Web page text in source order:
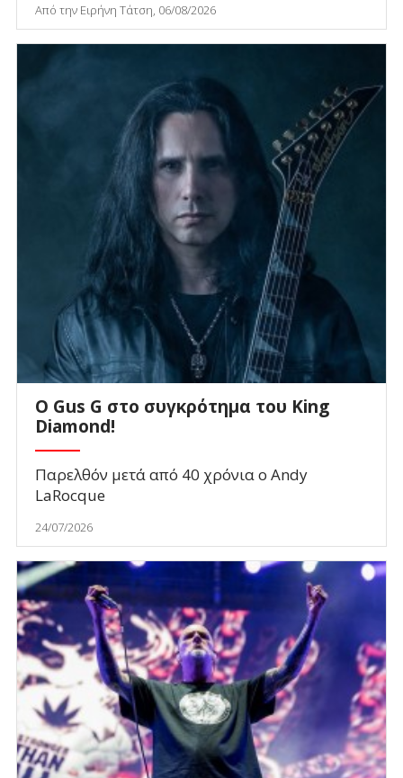
Από την Ειρήνη Τάτση, 06/08/2026
O Gus G στο συγκρότημα του King
Diamond!
Παρελθόν μετά από 40 χρόνια ο Andy
LaRocque
24/07/2026